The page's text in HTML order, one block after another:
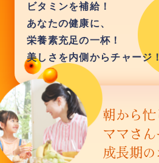
ビタミンを補給！
あなたの健康に、
栄養素充足の一杯！
美しさを内側からチャージ！